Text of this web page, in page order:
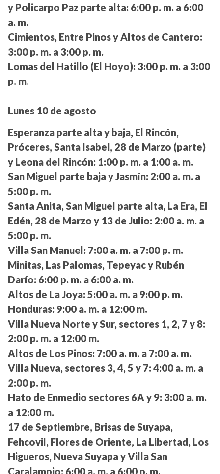
y Policarpo Paz parte alta: 6:00 p. m. a 6:00
a. m.
Cimientos, Entre Pinos y Altos de Cantero:
3:00 p. m. a 3:00 p. m.
Lomas del Hatillo (El Hoyo): 3:00 p. m. a 3:00
p. m.
Lunes 10 de agosto
Esperanza parte alta y baja, El Rincón,
Próceres, Santa Isabel, 28 de Marzo (parte)
y Leona del Rincón: 1:00 p. m. a 1:00 a. m.
San Miguel parte baja y Jasmín: 2:00 a. m. a
5:00 p. m.
Santa Anita, San Miguel parte alta, La Era, El
Edén, 28 de Marzo y 13 de Julio: 2:00 a. m. a
5:00 p. m.
Villa San Manuel: 7:00 a. m. a 7:00 p. m.
Minitas, Las Palomas, Tepeyac y Rubén
Darío: 6:00 p. m. a 6:00 a. m.
Altos de La Joya: 5:00 a. m. a 9:00 p. m.
Honduras: 9:00 a. m. a 12:00 m.
Villa Nueva Norte y Sur, sectores 1, 2, 7 y 8:
2:00 p. m. a 12:00 m.
Altos de Los Pinos: 7:00 a. m. a 7:00 a. m.
Villa Nueva, sectores 3, 4, 5 y 7: 4:00 a. m. a
2:00 p. m.
Hato de Enmedio sectores 6A y 9: 3:00 a. m.
a 12:00 m.
17 de Septiembre, Brisas de Suyapa,
Fehcovil, Flores de Oriente, La Libertad, Los
Higueros, Nueva Suyapa y Villa San
Caralampio: 6:00 a. m. a 6:00 p. m.